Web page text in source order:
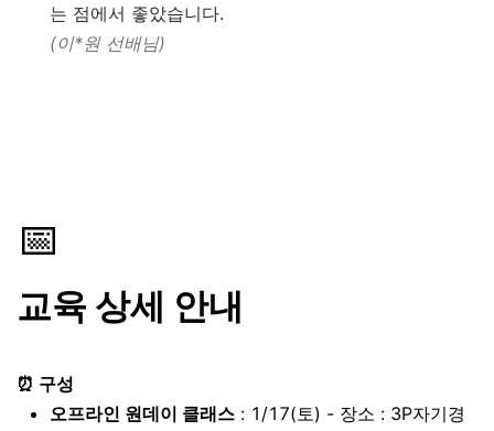
는 점에서 좋았습니다.
(이*원 선배님)
📅
교육 상세 안내
⏰ 구성
오프라인 원데이 클래스 : 1/17(토) - 장소 : 3P자기경